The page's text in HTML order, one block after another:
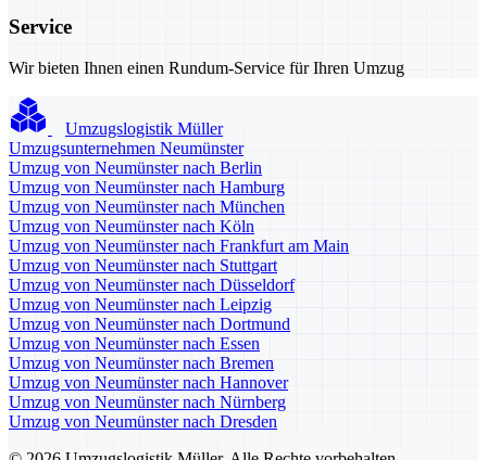
Service
Wir bieten Ihnen einen Rundum-Service für Ihren Umzug
Umzugslogistik Müller
Umzugsunternehmen Neumünster
Umzug von Neumünster nach Berlin
Umzug von Neumünster nach Hamburg
Umzug von Neumünster nach München
Umzug von Neumünster nach Köln
Umzug von Neumünster nach Frankfurt am Main
Umzug von Neumünster nach Stuttgart
Umzug von Neumünster nach Düsseldorf
Umzug von Neumünster nach Leipzig
Umzug von Neumünster nach Dortmund
Umzug von Neumünster nach Essen
Umzug von Neumünster nach Bremen
Umzug von Neumünster nach Hannover
Umzug von Neumünster nach Nürnberg
Umzug von Neumünster nach Dresden